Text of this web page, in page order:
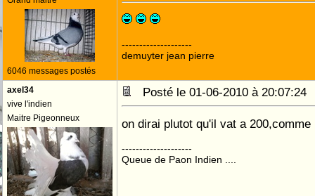
6046 messages postés
--------------------
demuyter jean pierre
axel34
vive l'indien
Maitre Pigeonneux
Posté le 01-06-2010 à
on dirai plutot qu'il vat a
--------------------
Queue de Paon Indien ....